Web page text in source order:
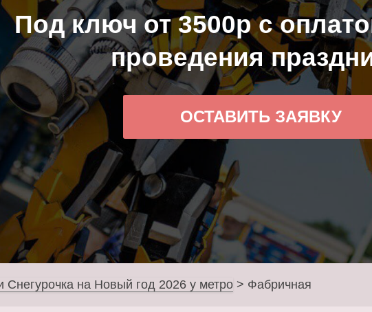
Под ключ от 3500р с
проведения
ОСТАВИТЬ ЗАЯВКУ
Снегурочка на Новый год 2026 у метро > Фабричная